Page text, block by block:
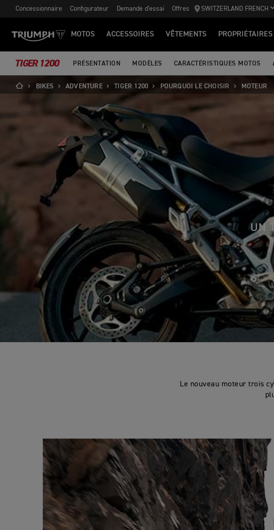
Concessionnaire Configurateur Demande d'essai Offres SWITZERLAND FRENCH
MOTOS ACCESSOIRES VÊTEMENTS PROPRIÉTAIRES
TIGER 1200 PRÉSENTATION MODÈLES CARACTÉRISTIQUES MOTOS
BIKES ADVENTURE TIGER 1200 POURQUOI LE CHOISIR MOTEUR
UN
Le nouveau moteur trois